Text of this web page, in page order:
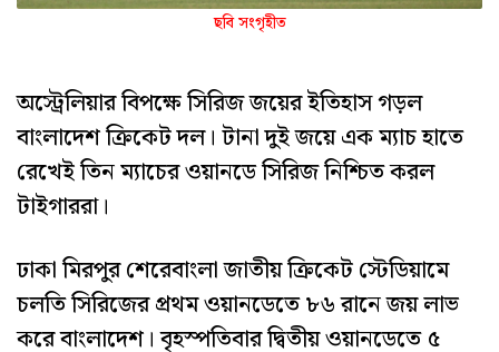
ছবি সংগৃহীত
অস্ট্রেলিয়ার বিপক্ষে সিরিজ জয়ের ইতিহাস গড়ল
বাংলাদেশ ক্রিকেট দল। টানা দুই জয়ে এক ম্যাচ হাতে
রেখেই তিন ম্যাচের ওয়ানডে সিরিজ নিশ্চিত করল
টাইগাররা।
ঢাকা মিরপুর শেরেবাংলা জাতীয় ক্রিকেট স্টেডিয়ামে
চলতি সিরিজের প্রথম ওয়ানডেতে ৮৬ রানে জয় লাভ
করে বাংলাদেশ। বৃহস্পতিবার দ্বিতীয় ওয়ানডেতে ৫